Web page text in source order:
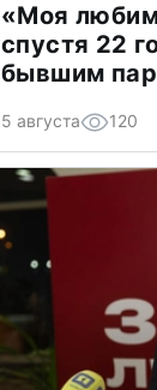
«Моя
спустя 22
бывшим
5 августа 120